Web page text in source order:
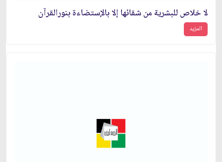
لا خلاص للبشرية من شقائها إلا بالإستضاءة بنورالقرآن
المزيد